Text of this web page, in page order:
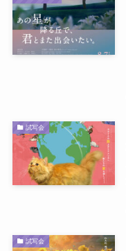
試写会
試写会